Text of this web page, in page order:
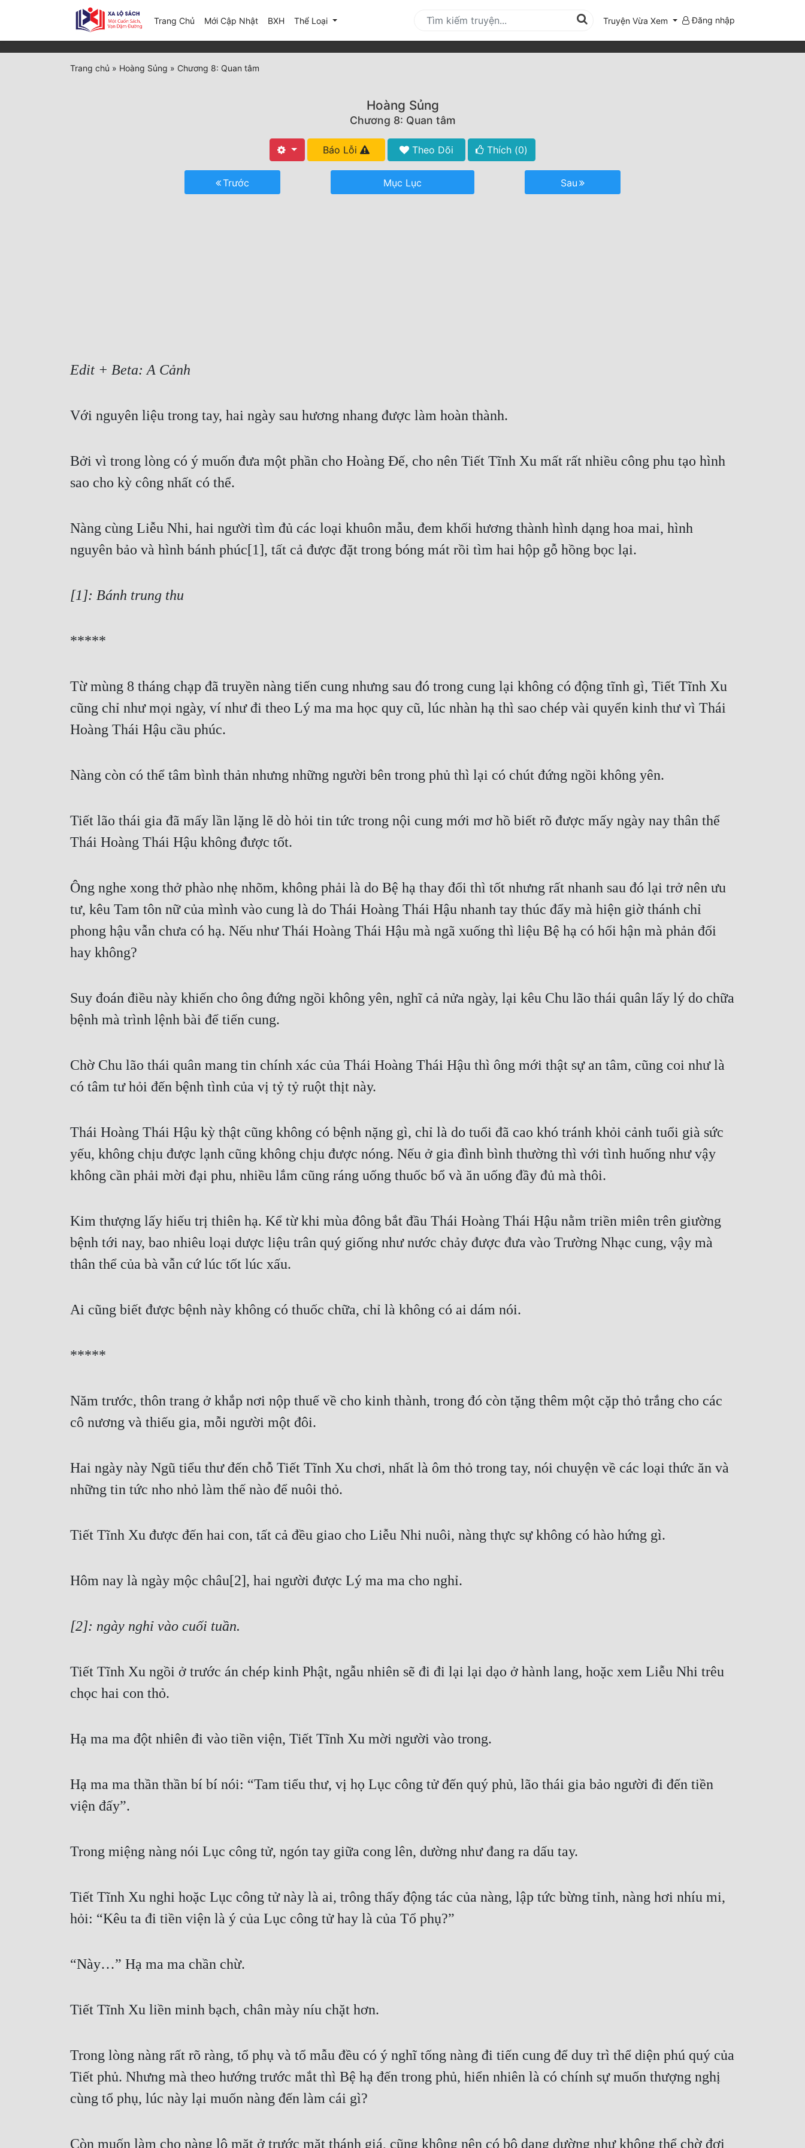
Trang Chủ Mới Cập Nhật(current)
BXH Thể Loại Truyện Vừa Xem Đăng nhập
Trang chủ » Hoàng Sủng » Chương 8: Quan tâm
Hoàng Sủng
Chương 8: Quan tâm
Báo Lỗi Theo Dõi Thích (0)
Trước Mục Lục Sau
Edit + Beta: A Cảnh
Với nguyên liệu trong tay, hai ngày sau hương nhang được làm hoàn thành.
Bởi vì trong lòng có ý muốn đưa một phần cho Hoàng Đế, cho nên Tiết Tĩnh Xu mất rất nhiều công phu tạo hình
sao cho kỳ công nhất có thể.
Nàng cùng Liễu Nhi, hai người tìm đủ các loại khuôn mẫu, đem khối hương thành hình dạng hoa mai, hình
nguyên bảo và hình bánh phúc[1], tất cả được đặt trong bóng mát rồi tìm hai hộp gỗ hồng bọc lại.
[1]: Bánh trung thu
*****
Từ mùng 8 tháng chạp đã truyền nàng tiến cung nhưng sau đó trong cung lại không có động tĩnh gì, Tiết Tĩnh Xu
cũng chỉ như mọi ngày, ví như đi theo Lý ma ma học quy cũ, lúc nhàn hạ thì sao chép vài quyển kinh thư vì Thái
Hoàng Thái Hậu cầu phúc.
Nàng còn có thể tâm bình thản nhưng những người bên trong phủ thì lại có chút đứng ngồi không yên.
Tiết lão thái gia đã mấy lần lặng lẽ dò hỏi tin tức trong nội cung mới mơ hồ biết rõ được mấy ngày nay thân thể
Thái Hoàng Thái Hậu không được tốt.
Ông nghe xong thở phào nhẹ nhõm, không phải là do Bệ hạ thay đổi thì tốt nhưng rất nhanh sau đó lại trở nên ưu
tư, kêu Tam tôn nữ của mình vào cung là do Thái Hoàng Thái Hậu nhanh tay thúc đẩy mà hiện giờ thánh chỉ
phong hậu vẫn chưa có hạ. Nếu như Thái Hoàng Thái Hậu mà ngã xuống thì liệu Bệ hạ có hối hận mà phản đối
hay không?
Suy đoán điều này khiến cho ông đứng ngồi không yên, nghĩ cả nửa ngày, lại kêu Chu lão thái quân lấy lý do chữa
bệnh mà trình lệnh bài để tiến cung.
Chờ Chu lão thái quân mang tin chính xác của Thái Hoàng Thái Hậu thì ông mới thật sự an tâm, cũng coi như là
có tâm tư hỏi đến bệnh tình của vị tỷ tỷ ruột thịt này.
Thái Hoàng Thái Hậu kỳ thật cũng không có bệnh nặng gì, chỉ là do tuổi đã cao khó tránh khỏi cảnh tuổi già sức
yếu, không chịu được lạnh cũng không chịu được nóng. Nếu ở gia đình bình thường thì với tình huống như vậy
không cần phải mời đại phu, nhiều lắm cũng ráng uống thuốc bổ và ăn uống đầy đủ mà thôi.
Kim thượng lấy hiếu trị thiên hạ. Kể từ khi mùa đông bắt đầu Thái Hoàng Thái Hậu nằm triền miên trên giường
bệnh tới nay, bao nhiêu loại dược liệu trân quý giống như nước chảy được đưa vào Trường Nhạc cung, vậy mà
thân thể của bà vẫn cứ lúc tốt lúc xấu.
Ai cũng biết được bệnh này không có thuốc chữa, chỉ là không có ai dám nói.
*****
Năm trước, thôn trang ở khắp nơi nộp thuế về cho kinh thành, trong đó còn tặng thêm một cặp thỏ trắng cho các
cô nương và thiếu gia, mỗi người một đôi.
Hai ngày này Ngũ tiểu thư đến chỗ Tiết Tĩnh Xu chơi, nhất là ôm thỏ trong tay, nói chuyện về các loại thức ăn và
những tin tức nho nhỏ làm thế nào để nuôi thỏ.
Tiết Tĩnh Xu được đến hai con, tất cả đều giao cho Liễu Nhi nuôi, nàng thực sự không có hào hứng gì.
Hôm nay là ngày mộc châu[2], hai người được Lý ma ma cho nghỉ.
[2]: ngày nghỉ vào cuối tuần.
Tiết Tĩnh Xu ngồi ở trước án chép kinh Phật, ngẫu nhiên sẽ đi đi lại lại dạo ở hành lang, hoặc xem Liễu Nhi trêu
chọc hai con thỏ.
Hạ ma ma đột nhiên đi vào tiền viện, Tiết Tĩnh Xu mời người vào trong.
Hạ ma ma thần thần bí bí nói: “Tam tiểu thư, vị họ Lục công tử đến quý phủ, lão thái gia bảo người đi đến tiền
viện đấy”.
Trong miệng nàng nói Lục công tử, ngón tay giữa cong lên, dường như đang ra dấu tay.
Tiết Tĩnh Xu nghi hoặc Lục công tử này là ai, trông thấy động tác của nàng, lập tức bừng tỉnh, nàng hơi nhíu mi,
hỏi: “Kêu ta đi tiền viện là ý của Lục công tử hay là của Tổ phụ?”
“Này…” Hạ ma ma chần chừ.
Tiết Tĩnh Xu liền minh bạch, chân mày níu chặt hơn.
Trong lòng nàng rất rõ ràng, tổ phụ và tổ mẫu đều có ý nghĩ tống nàng đi tiến cung để duy trì thể diện phú quý của
Tiết phủ. Nhưng mà theo hướng trước mắt thì Bệ hạ đến trong phủ, hiển nhiên là có chính sự muốn thượng nghị
cùng tổ phụ, lúc này lại muốn nàng đến làm cái gì?
Còn muốn làm cho nàng lộ mặt ở trước mặt thánh giá, cũng không nên có bộ dạng dường như không thể chờ đợi